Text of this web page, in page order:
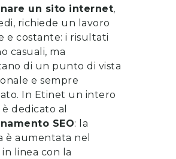
un sito internet,
richiede un lavoro
e costante: i risultati
casuali, ma
di un punto di vista
e sempre
In Etinet un intero
dedicato al
SEO: la
è aumentata nel
linea con la